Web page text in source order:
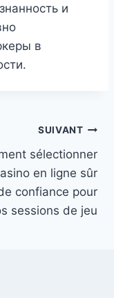
и
в
SUIVANT
sélectionner
en ligne sûr
confiance pour
sessions de jeu